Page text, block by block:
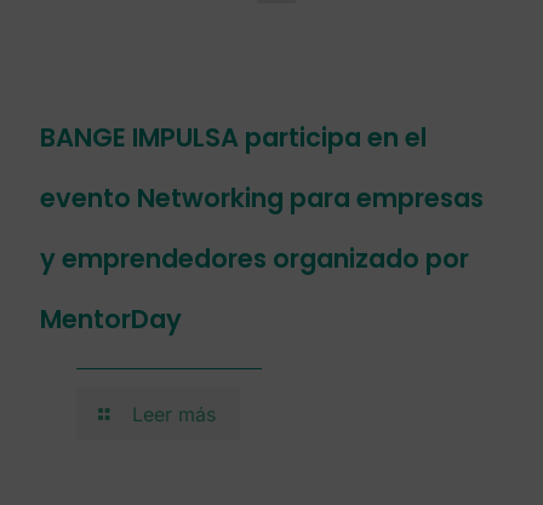
BANGE IMPULSA participa en el
evento Networking para empresas
y emprendedores organizado por
MentorDay
Leer más